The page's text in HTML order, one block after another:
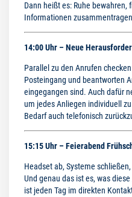
Dann heißt es: Ruhe
Informationen
14:00 Uhr – Neue
Parallel zu den Anrufen
Posteingang und beantworten
eingegangen sind. Auch dafür
um jedes Anliegen individuell
Bedarf auch telefonisch
15:15 Uhr – Feierabend
Headset ab, Systeme
Und genau das ist es, was
ist jeden Tag im direkten